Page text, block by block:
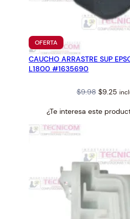
OFERTAPRODUCTO
EN
OFERTA
CAUCHO ARRASTRE SUP
L1800 #1635690
$9.98 Original
was:
$9.25
is:
¿Te interesa este